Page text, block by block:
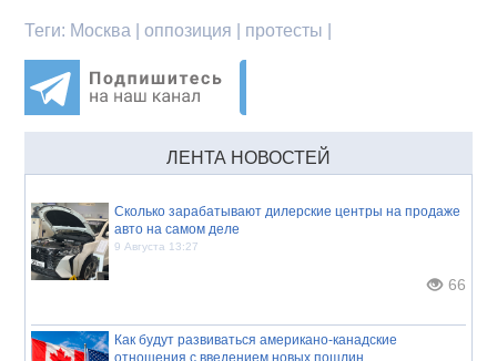
Теги: Москва | оппозиция | протесты |
ЛЕНТА НОВОСТЕЙ
Сколько зарабатывают дилерские центры на продаже
авто на самом деле
9 Августа 13:27
66
Как будут развиваться американо-канадские
отношения с введением новых пошлин